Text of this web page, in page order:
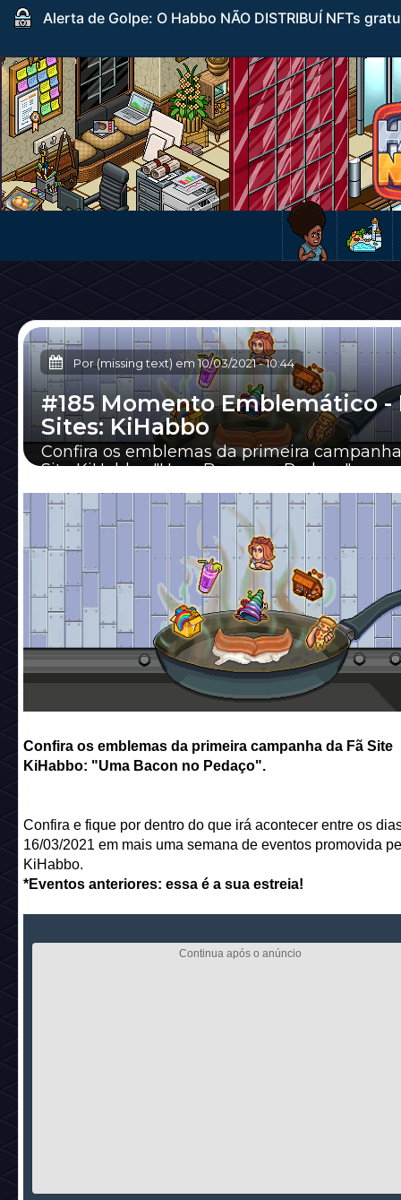
Alerta de Golpe: O Habbo NÃO DISTRIBUÍ NFTs
Por (missing text) em10/03/2021-10:44
#185 Momento Emblemático -
Sites: KiHabbo
Confira os emblemas da primeira
Site KiHabbo: "Uma Bacon no Pedaço".
Confira os emblemas da primeira campanha da Fã Site
KiHabbo: "Uma Bacon no Pedaço".
Confira e fique por dentro do que irá acontecer entre os
16/03/2021 em mais uma semana de eventos promovida
KiHabbo.
*Eventos anteriores: essa é a sua estreia!